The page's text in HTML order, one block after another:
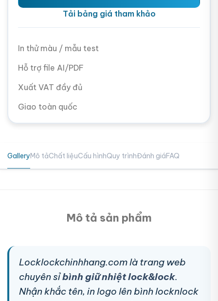
Tải bảng giá tham khảo
In thử màu / mẫu test
Hỗ trợ file AI/PDF
Xuất VAT đầy đủ
Giao toàn quốc
GalleryMô tảChất liệuCấu hìnhQuy trìnhĐánh giáFAQ
Mô tả sản phẩm
Locklockchinhhang.com là trang web
chuyên sỉbình giữ nhiệt lock&lock.
Nhận khắc tên, in logo lên bình locknlock